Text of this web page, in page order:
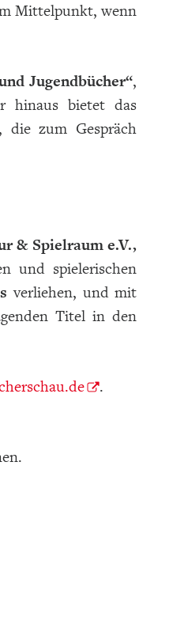
Mittelpunkt, wenn
Jugendbücher“,
hinaus bietet das
die zum Gespräch
& Spielraum e.V.,
und spielerischen
verliehen, und mit
Titel in den
.